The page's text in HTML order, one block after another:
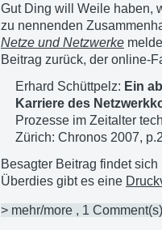
Gut Ding will Weile haben,
zu nennenden
Netze und Netzwerke
Beitrag zurück, der online-
Erhard Schüttpelz: Ein
Karriere des
Prozesse im Zeitalter
Zürich: Chronos 2007,
Besagter Beitrag findet
Überdies gibt es eine
> mehr/more , 1 Comment(s)